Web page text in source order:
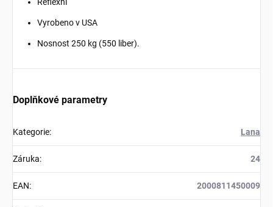
Reflexní
Vyrobeno v USA
Nosnost 250 kg (550 liber).
Doplňkové parametry
Kategorie: Lana
Záruka: 24
EAN: 2000811450009